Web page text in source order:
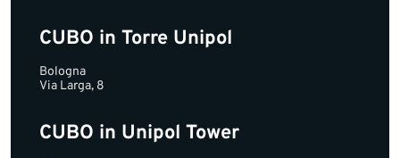
CUBO in Torre Unipol
Bologna
Via Larga, 8
CUBO in Unipol Tower